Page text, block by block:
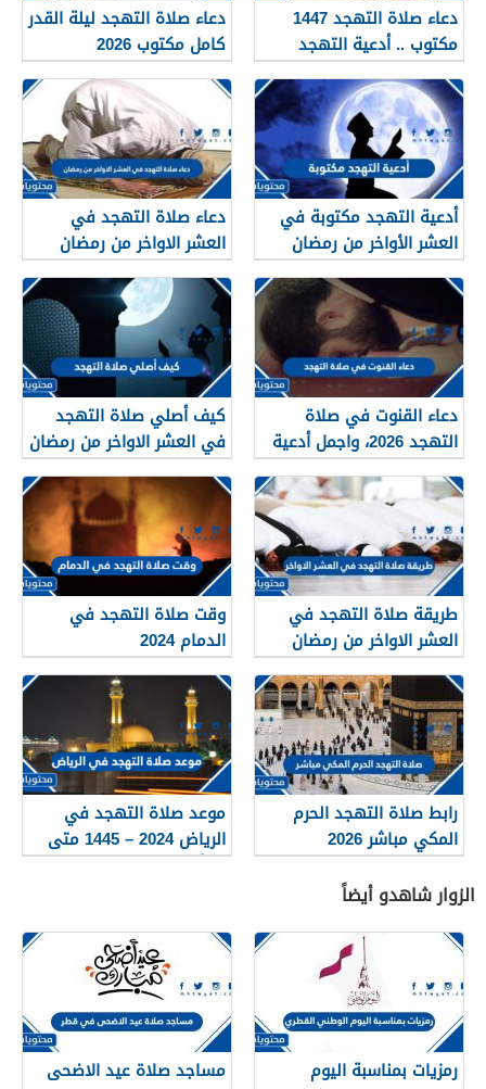
دعاء صلاة التهجد 1447
مكتوب .. أدعية التهجد
مكتوبة في العشر الأواخر
من رمضان 1447
دعاء صلاة التهجد ليلة القدر
كامل مكتوب 2026
أدعية التهجد مكتوبة في
العشر الأواخر من رمضان
2026
دعاء صلاة التهجد في
العشر الاواخر من رمضان
مكتوب 2026
دعاء القنوت في صلاة
التهجد 2026، واجمل أدعية
التراويح وليلة القدر مكتوبة
كيف أصلي صلاة التهجد
في العشر الاواخر من رمضان
2026
طريقة صلاة التهجد في
العشر الاواخر من رمضان
2026
وقت صلاة التهجد في
الدمام 2024
رابط صلاة التهجد الحرم
المكي مباشر 2026
موعد صلاة التهجد في
الرياض 2024 – 1445 متى
تبدأ ومتى تنتهي
الزوار شاهدو أيضاً
رمزيات بمناسبة اليوم
مساجد صلاة عيد الاضحى